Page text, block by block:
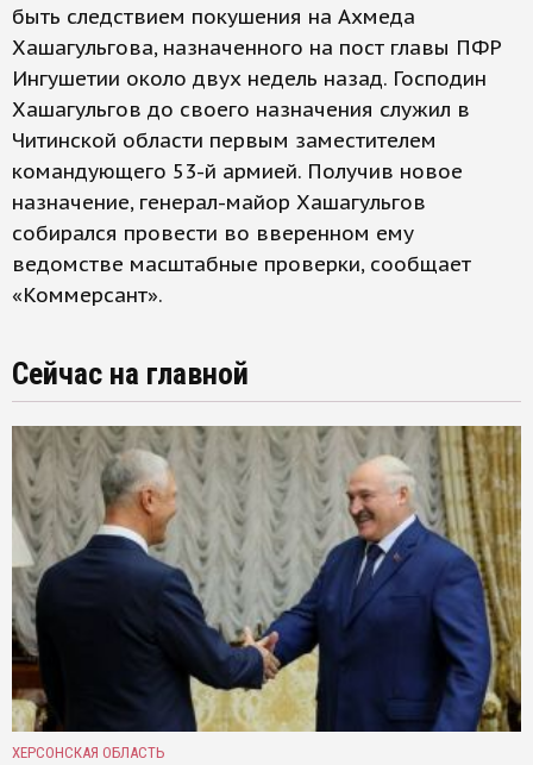
быть следствием покушения на Ахмеда
Хашагульгова, назначенного на пост главы ПФР
Ингушетии около двух недель назад. Господин
Хашагульгов до своего назначения служил в
Читинской области первым заместителем
командующего 53-й армией. Получив новое
назначение, генерал-майор Хашагульгов
собирался провести во вверенном ему
ведомстве масштабные проверки, сообщает
«Коммерсант».
Сейчас на главной
ХЕРСОНСКАЯ ОБЛАСТЬ